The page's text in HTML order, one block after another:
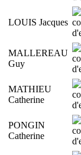
LOUIS Jacques
MALLEREAU
Guy
MATHIEU
Catherine
PONGIN
Catherine